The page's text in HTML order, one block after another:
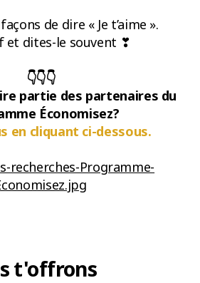
de dire « Je t’aime ».
et dites-le souvent ❣
👇👇👇
partie des partenaires du
Économisez?
en cliquant ci-dessous.
t'offrons